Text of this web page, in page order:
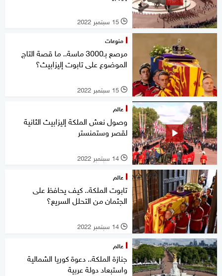
l 15 سبتمبر 2022
منوعات
مرصع بـ3000 ماسة.. ما قصة التاج
الموضوع على تابوت إليزابيث؟
l 15 سبتمبر 2022
عالم
وصول نعش الملكة إليزابيث الثانية
لقصر وستمنستر
l 14 سبتمبر 2022
عالم
تابوت الملكة.. كيف يحافظ على
الجثمان من التحلل السريع؟
l 14 سبتمبر 2022
عالم
جنازة الملكة.. دعوة كوريا الشمالية
واستبعاد دولة عربية